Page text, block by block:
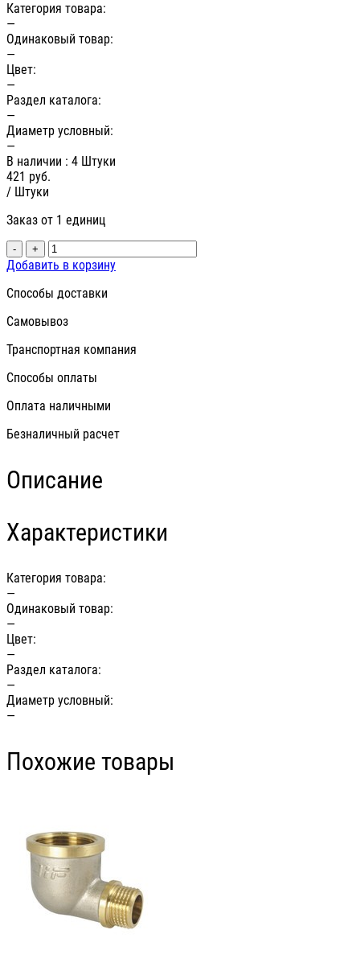
Категория товара:
—
Одинаковый товар:
—
Цвет:
—
Раздел каталога:
—
Диаметр условный:
—
В наличии : 4 Штуки
421 руб.
/ Штуки
Заказ от 1 единиц
- +
Добавить в корзину
Способы доставки
Самовывоз
Транспортная компания
Способы оплаты
Оплата наличными
Безналичный расчет
Описание
Характеристики
Категория товара:
—
Одинаковый товар:
—
Цвет:
—
Раздел каталога:
—
Диаметр условный:
—
Похожие товары